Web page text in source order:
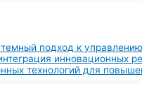
подход к
инновационных
технологий для